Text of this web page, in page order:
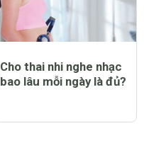
Cho thai nhi nghe nhạc
bao lâu mỗi ngày là đủ?